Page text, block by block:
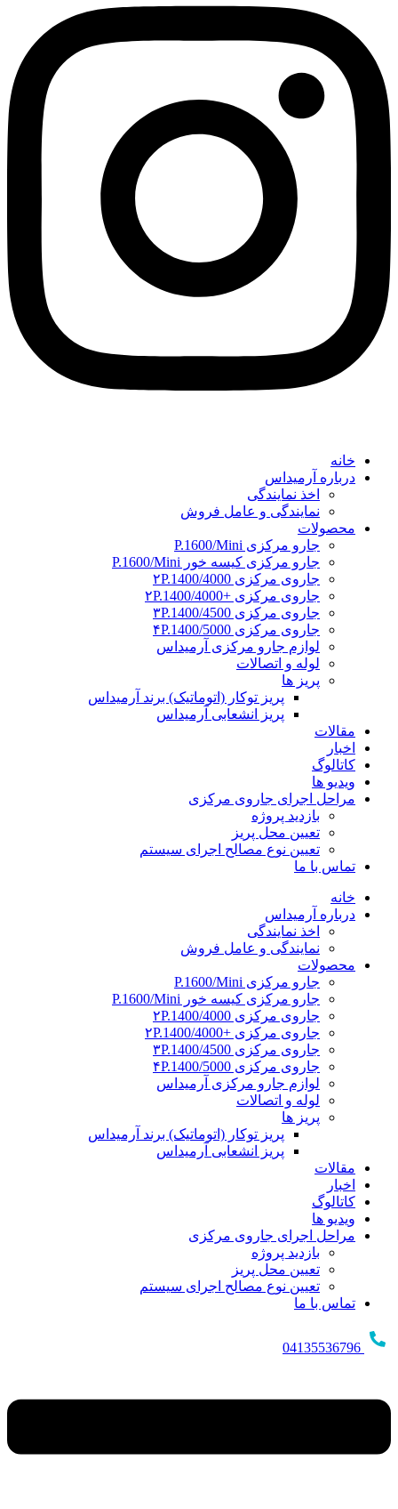
خانه
درباره آرمیداس
اخذ نمایندگی
نمایندگی و عامل فروش
محصولات
جارو مرکزی P.1600/Mini
جارو مرکزی کیسه خور P.1600/Mini
جاروی مرکزی ۲P.1400/4000
جاروی مرکزی +۲P.1400/4000
جاروی مرکزی ۳P.1400/4500
جاروی مرکزی ۴P.1400/5000
لوازم جارو مرکزی آرمیداس
لوله و اتصالات
پریز ها
پریز توکار (اتوماتیک) برند آرمیداس
پریز انشعابی آرمیداس
مقالات
اخبار
کاتالوگ
ویدیو ها
مراحل اجرای جاروی مرکزی
بازدید پروژه
تعیین محل پریز
تعیین نوع مصالح اجرای سیستم
تماس با ما
خانه
درباره آرمیداس
اخذ نمایندگی
نمایندگی و عامل فروش
محصولات
جارو مرکزی P.1600/Mini
جارو مرکزی کیسه خور P.1600/Mini
جاروی مرکزی ۲P.1400/4000
جاروی مرکزی +۲P.1400/4000
جاروی مرکزی ۳P.1400/4500
جاروی مرکزی ۴P.1400/5000
لوازم جارو مرکزی آرمیداس
لوله و اتصالات
پریز ها
پریز توکار (اتوماتیک) برند آرمیداس
پریز انشعابی آرمیداس
مقالات
اخبار
کاتالوگ
ویدیو ها
مراحل اجرای جاروی مرکزی
بازدید پروژه
تعیین محل پریز
تعیین نوع مصالح اجرای سیستم
تماس با ما
04135536796